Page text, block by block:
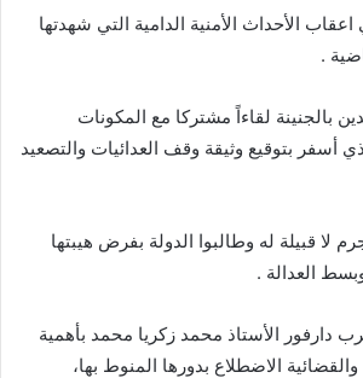
الأحداث الأمنية الدامية التي شهدتها
.
بالجنينة لقاءاً مشتركا مع المكونات
أسفر بتوقيع وثيقة وقف العدائيات والتصعيد
لا قبيلة له وطالبوا الدولة بفرض هيبتها
العدالة .
دارفور الأستاذ محمد زكريا محمد بأهمية
الاضطلاع بدورها المنوط بها،